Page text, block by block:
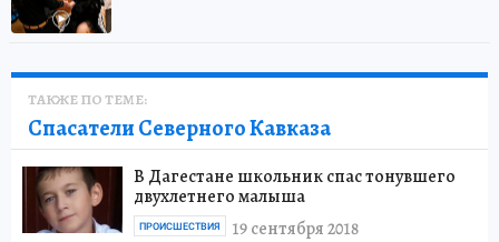
ТАКЖЕ ПО ТЕМЕ:
Спасатели Северного Кавказа
В Дагестане школьник спас тонувшего
двухлетнего малыша
19 сентября 2018
ПРОИСШЕСТВИЯ